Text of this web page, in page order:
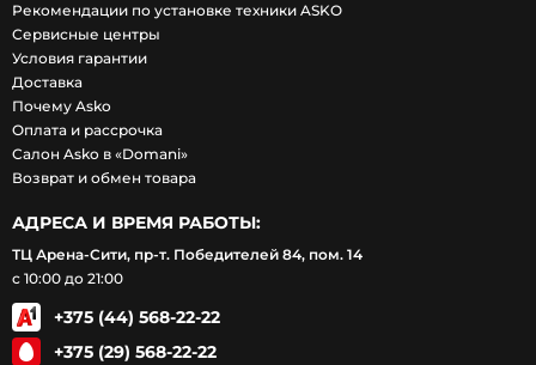
Рекомендации по установке техники ASKO
Сервисные центры
Условия гарантии
Доставка
Почему Asko
Оплата и рассрочка
Салон Asko в «Domani»
Возврат и обмен товара
АДРЕСА И ВРЕМЯ РАБОТЫ:
ТЦ Арена-Сити, пр-т. Победителей 84, пом. 14
с 10:00 до 21:00
+375 (44) 568-22-22
+375 (29) 568-22-22